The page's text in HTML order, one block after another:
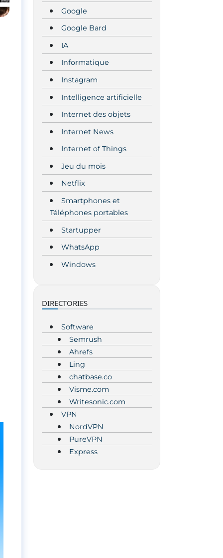
Google
Google Bard
IA
Informatique
Instagram
Intelligence artificielle
Internet des objets
Internet News
Internet of Things
Jeu du mois
Netflix
Smartphones et
Téléphones portables
Startupper
WhatsApp
Windows
DIRECTORIES
Software
Semrush
Ahrefs
Ling
chatbase.co
Visme.com
Writesonic.com
VPN
NordVPN
PureVPN
Express